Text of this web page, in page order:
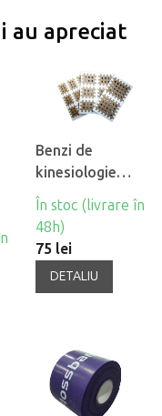
au apreciat
Benzi de
kinesiologie
încrucisată cruce
BB Tape
În stoc (livrare în
48h)
75 lei
DETALIU